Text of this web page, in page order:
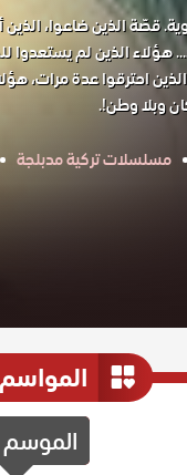
قصّة الذين ضاعوا، الذين
الذين لم يستعدوا
احترقوا عدة مرات،
وبلا وطن!.
مسلسلات تركية مدبلجة
الموسم